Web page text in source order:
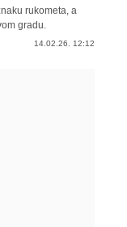
rukometa, a
gradu.
14.02.26. 12:12